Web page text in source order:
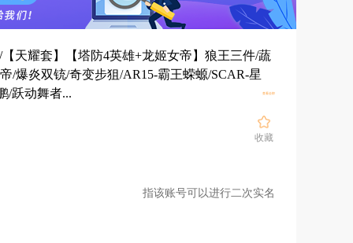
【天耀套】【塔防4英雄+龙姬女帝】狼王三件/蔬
/爆炎双铳/奇变步狙/AR15-霸王蝾螈/SCAR-星
/跃动舞者...
查看全部
展开
收藏
指该账号可以进行二次实名